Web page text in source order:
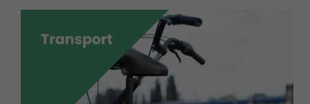
dans le site.
En
particulier
sauvegarder
vos
en matière de